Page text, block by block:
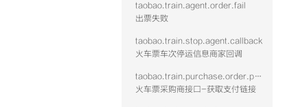
taobao.train.agent.order.fail
出票失败
taobao.train.stop.agent.callback
火车票车次停运信息商家回调
taobao.train.purchase.order.payurl
火车票采购商接口-获取支付链接